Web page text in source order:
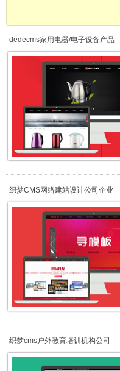
dedecms家用电器/电子设备产品
织梦CMS网络建站设计公司企业
织梦cms户外教育培训机构公司